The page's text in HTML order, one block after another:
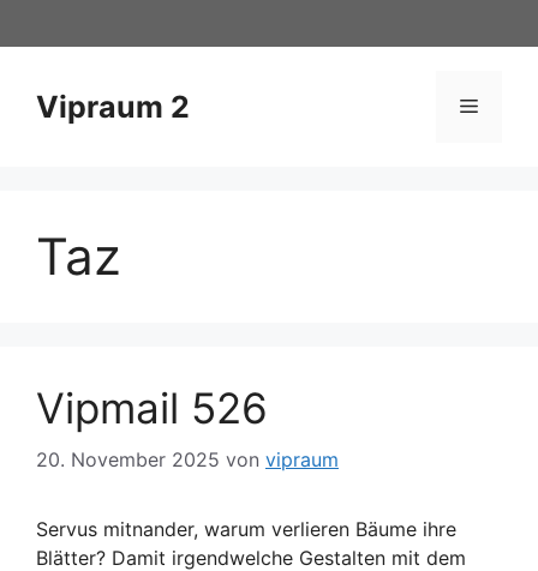
Inhalt
Vipraum 2 Menü
Taz
Vipmail 526
20. November 2025 von vipraum
Servus mitnander, warum verlieren Bäume ihre
Blätter? Damit irgendwelche Gestalten mit dem